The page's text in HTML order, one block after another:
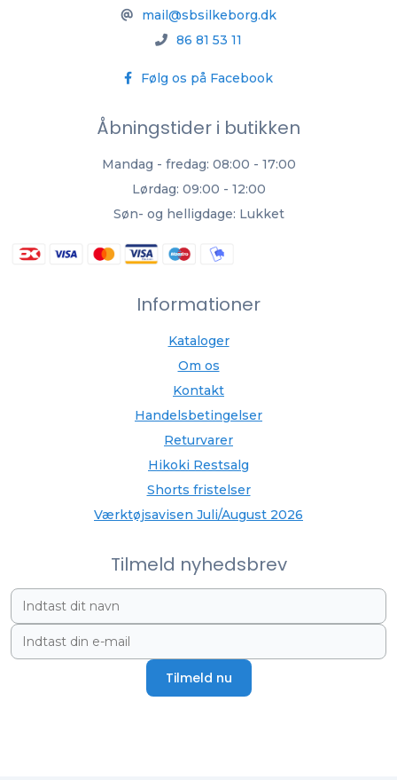
mail@sbsilkeborg.dk
86 81 53 11
Følg os på Facebook
Åbningstider i butikken
Mandag - fredag: 08:00 - 17:00
Lørdag: 09:00 - 12:00
Søn- og helligdage: Lukket
Informationer
Kataloger
Om os
Kontakt
Handelsbetingelser
Returvarer
Hikoki Restsalg
Shorts fristelser
Værktøjsavisen Juli/August 2026
Tilmeld nyhedsbrev
Tilmeld nu